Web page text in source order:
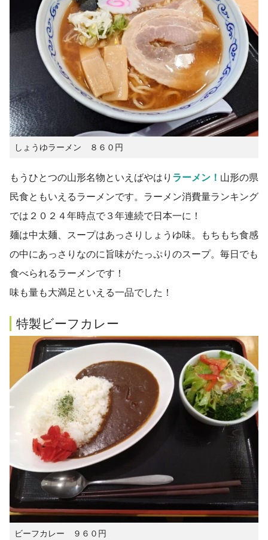
しょうゆラーメン ８６０円
もうひとつの山形名物といえばやはり ラーメン！ 山形の県
民食ともいえるラーメンです。ラーメン消費量ランキング
では２０２４年時点で３年連続で日本一に！
麺は中太麺、スープはあっさりしょうゆ味。もちもち食感
の中にあっさりなのに旨味がたっぷりのスープ。毎日でも
食べられるラーメンです！
味も量も大満足といえる一品でした！
特製ビーフカレー
ビーフカレー ９６０円